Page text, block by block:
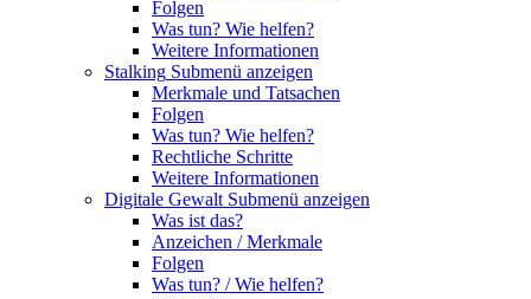
Folgen
Was tun? Wie helfen?
Weitere Informationen
Stalking Submenü anzeigen
Merkmale und Tatsachen
Folgen
Was tun? Wie helfen?
Rechtliche Schritte
Weitere Informationen
Digitale Gewalt Submenü anzeigen
Was ist das?
Anzeichen / Merkmale
Folgen
Was tun? / Wie helfen?